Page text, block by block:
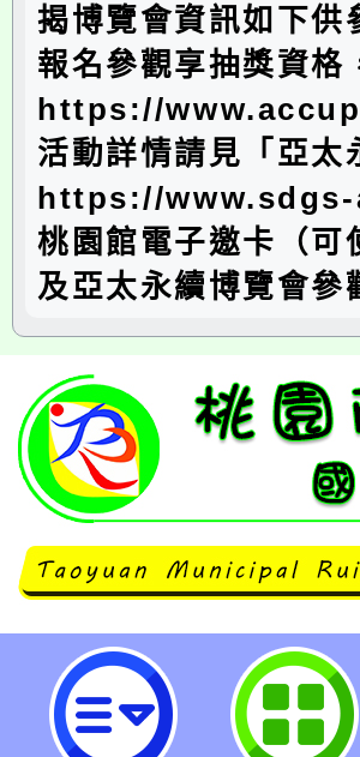
揭博覽會資訊如下
報名參觀享抽獎資格
https://
活動詳情請見「亞太
https://www.sdgs-
桃園館電子邀卡（
及亞太永續博覽會參
114年9月11日至13日
四屆亞太永續博覽會